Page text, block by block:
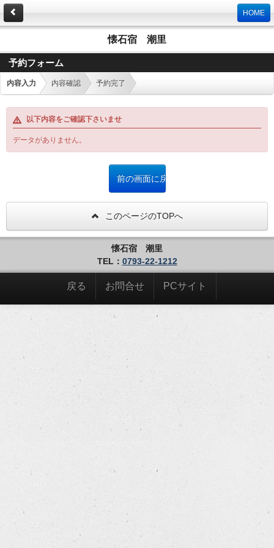
HOME
懐石宿 潮里
予約フォーム
内容入力 内容確認 予約完了
以下内容をご確認下さいませ
データがありません。
このページのTOPへ
懐石宿 潮里
TEL： 0793-22-1212
戻る お問合せ PCサイト